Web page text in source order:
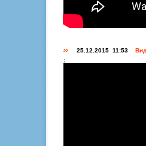
25.12.2015 11:53
;